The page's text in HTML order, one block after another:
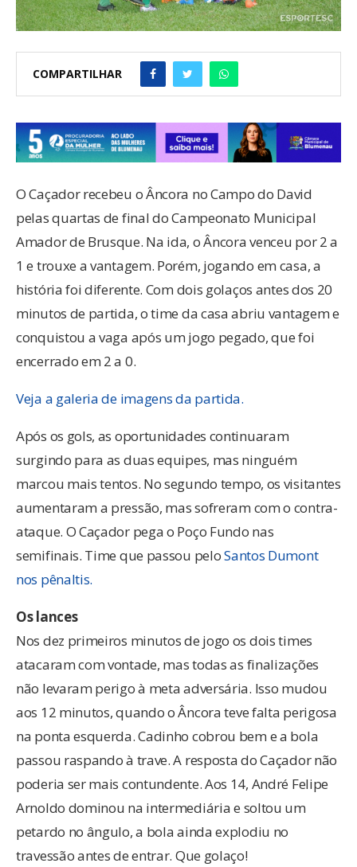
COMPARTILHAR
O Caçador recebeu o Âncora no Campo do David
pelas quartas de final do Campeonato Municipal
Amador de Brusque. Na ida, o Âncora venceu por 2 a
1 e trouxe a vantagem. Porém, jogando em casa, a
história foi diferente. Com dois golaços antes dos 20
minutos de partida, o time da casa abriu vantagem e
conquistou a vaga após um jogo pegado, que foi
encerrado em 2 a 0.
Veja a galeria de imagens da partida.
Após os gols, as oportunidades continuaram
surgindo para as duas equipes, mas ninguém
marcou mais tentos. No segundo tempo, os visitantes
aumentaram a pressão, mas sofreram com o contra-
ataque. O Caçador pega o Poço Fundo nas
semifinais. Time que passou peloSantos Dumont
nos pênaltis.
Os lances
Nos dez primeiros minutos de jogo os dois times
atacaram com vontade, mas todas as finalizações
não levaram perigo à meta adversária. Isso mudou
aos 12 minutos, quando o Âncora teve falta perigosa
na ponta esquerda. Cadinho cobrou bem e a bola
passou raspando à trave. A resposta do Caçador não
poderia ser mais contundente. Aos 14, André Felipe
Arnoldo dominou na intermediária e soltou um
petardo no ângulo, a bola ainda explodiu no
travessão antes de entrar. Que golaço!